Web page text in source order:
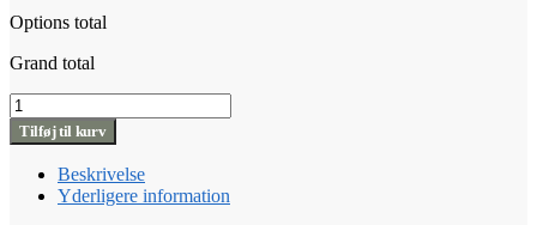
Options total
Grand total
Craft
Community
2.0
Pants
Tilføj til kurv
Beskrivelse
Yderligere information